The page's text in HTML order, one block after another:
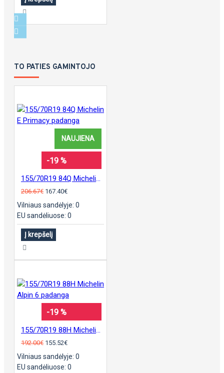
TO PATIES GAMINTOJO
NAUJIENA
-19 %
206.67€ 167.40€
Vilniaus sandėlyje: 0
EU sandėliuose: 0
Į krepšelį
-19 %
192.00€ 155.52€
Vilniaus sandėlyje: 0
EU sandėliuose: 0